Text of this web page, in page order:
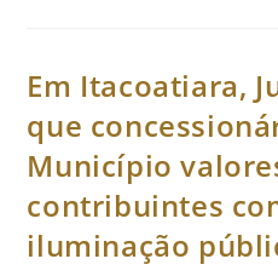
Teve
Perna
Amputada
Em
Rodeio.
Em Itacoatiara,
que
Município
contribuintes
iluminação